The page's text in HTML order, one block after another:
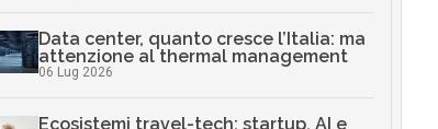
Data center, quanto cresce l’Italia: ma
attenzione al thermal management
06 Lug 2026
Ecosistemi travel-tech: startup, AI e